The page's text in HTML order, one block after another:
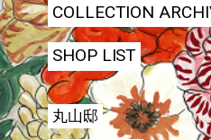
COLLECTION
SHOP LIST
丸山邸